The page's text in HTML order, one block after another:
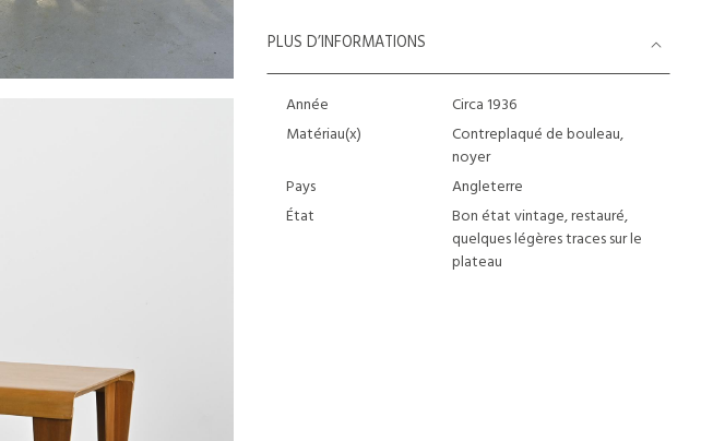
PLUS D’INFORMATIONS
Année
Circa 1936
Matériau(x)
Contreplaqué de bouleau,
noyer
Pays
Angleterre
État
Bon état vintage, restauré,
quelques légères traces sur le
plateau